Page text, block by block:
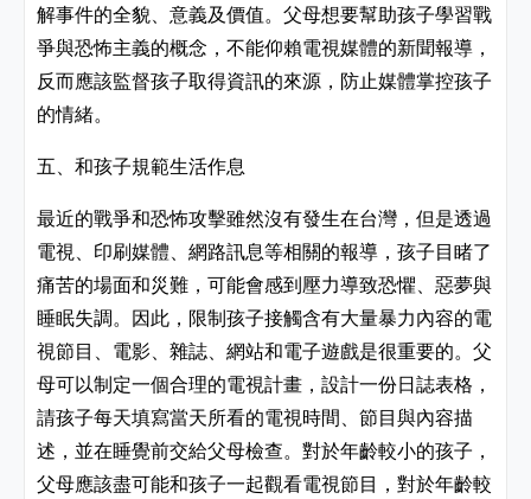
解事件的全貌、意義及價值。父母想要幫助孩子學習戰
爭與恐怖主義的概念，不能仰賴電視媒體的新聞報導，
反而應該監督孩子取得資訊的來源，防止媒體掌控孩子
的情緒。
五、和孩子規範生活作息
最近的戰爭和恐怖攻擊雖然沒有發生在台灣，但是透過
電視、印刷媒體、網路訊息等相關的報導，孩子目睹了
痛苦的場面和災難，可能會感到壓力導致恐懼、惡夢與
睡眠失調。因此，限制孩子接觸含有大量暴力內容的電
視節目、電影、雜誌、網站和電子遊戲是很重要的。父
母可以制定一個合理的電視計畫，設計一份日誌表格，
請孩子每天填寫當天所看的電視時間、節目與內容描
述，並在睡覺前交給父母檢查。對於年齡較小的孩子，
父母應該盡可能和孩子一起觀看電視節目，對於年齡較